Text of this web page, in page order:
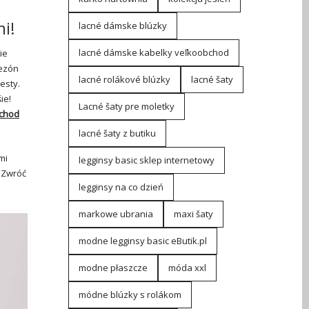
lacné dámske blúzky
lacné dámske kabelky veľkoobchod
lacné rolákové blúzky lacné šaty
Lacné šaty pre moletky
lacné šaty z butiku
legginsy basic sklep internetowy
legginsy na co dzień
markowe ubrania maxi šaty
modne legginsy basic eButik.pl
modne płaszcze móda xxl
módne blúzky s rolákom